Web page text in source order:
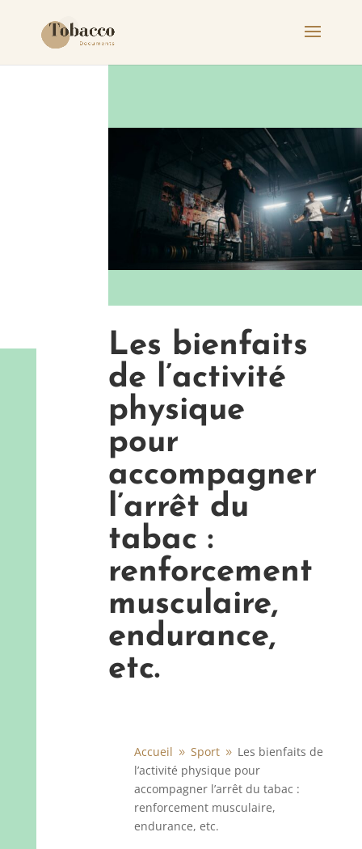
Les bienfaits
de l’activité
physique
pour
accompagner
l’arrêt du
tabac :
renforcement
musculaire,
endurance,
etc.
Accueil 9 Sport 9 Les bienfaits de
l’activité physique pour
accompagner l’arrêt du tabac :
renforcement musculaire,
endurance, etc.